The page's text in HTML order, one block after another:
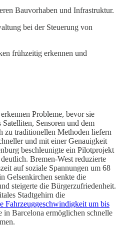
Bauvorhaben und Infrastruktur.
bei der Steuerung von
frühzeitig erkennen und
Probleme, bevor sie
Satelliten, Sensoren und dem
zu traditionellen Methoden liefern
und mit einer Genauigkeit
beschleunigte ein Pilotprojekt
Bremen-West reduzierte
auf soziale Spannungen um 68
Gelsenkirchen senkte die
steigerte die Bürgerzufriedenheit.
Stadtgehirn die
Fahrzeuggeschwindigkeit um bis
in Barcelona ermöglichen schnelle